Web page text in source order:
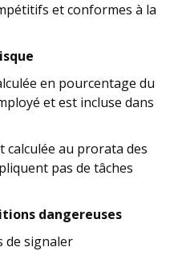
et conformes à la
en pourcentage du
et est incluse dans
calculée au prorata des
pas de tâches
dangereuses
de signaler